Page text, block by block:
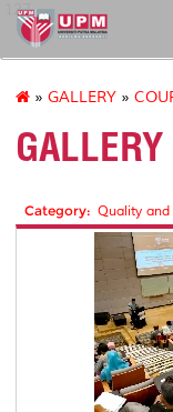
127
» GALLERY »
GALLERY
Category: Quality and